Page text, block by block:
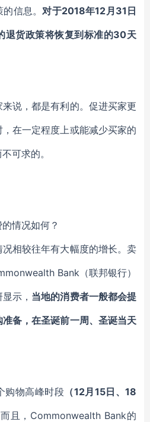
的信息。对于2018年12月31日
退货政策将恢复到标准的30天
说，都是有利的。促进买家更
在一定程度上或能减少买家的
可求的。
情况如何？
相较往年有大幅度的增长。卖
Bank（联邦银行）
示， 当地的消费者一般都会提
备，在圣诞前一周、圣诞当天
购物高峰时段 （12月15日、18
而且，Commonwealth Bank的